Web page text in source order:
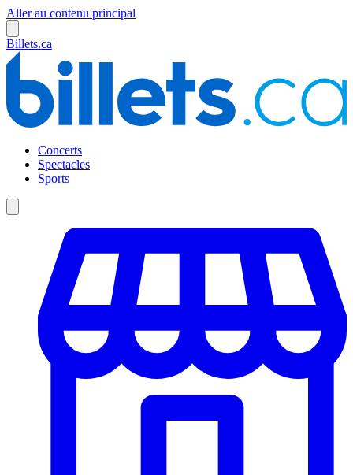
Aller au contenu principal
Billets.ca
Concerts
Spectacles
Sports